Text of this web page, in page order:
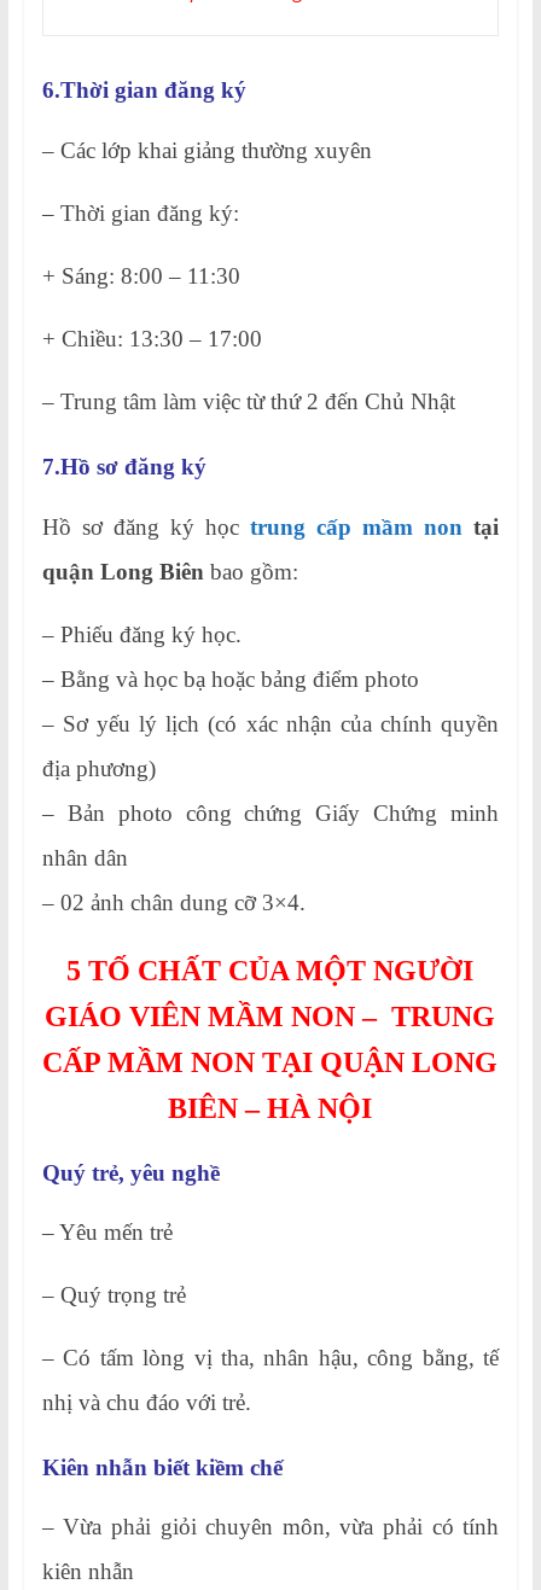
6.Thời gian đăng ký
– Các lớp khai giảng thường xuyên
– Thời gian đăng ký:
+ Sáng: 8:00 – 11:30
+ Chiều: 13:30 – 17:00
– Trung tâm làm việc từ thứ 2 đến Chủ Nhật
7.Hồ sơ đăng ký
Hồ sơ đăng ký họctrung cấp mầm non tại
quận Long Biênbao gồm:
– Phiếu đăng ký học.
– Bằng và học bạ hoặc bảng điểm photo
– Sơ yếu lý lịch (có xác nhận của chính quyền
địa phương)
– Bản photo công chứng Giấy Chứng minh
nhân dân
– 02 ảnh chân dung cỡ 3×4.
5 TỐ CHẤT CỦA MỘT NGƯỜI
GIÁO VIÊN MẦM NON – TRUNG
CẤP MẦM NON TẠI QUẬN LONG
BIÊN – HÀ NỘI
Quý trẻ, yêu nghề
– Yêu mến trẻ
– Quý trọng trẻ
– Có tấm lòng vị tha, nhân hậu, công bằng, tế
nhị và chu đáo với trẻ.
Kiên nhẫn biết kiềm chế
– Vừa phải giỏi chuyên môn, vừa phải có tính
kiên nhẫn